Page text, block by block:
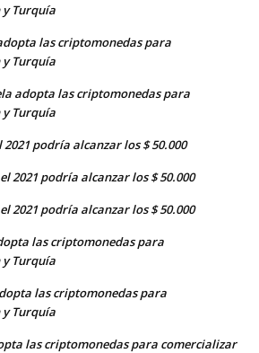
Turquía
las criptomonedas para
Turquía
adopta las criptomonedas para
Turquía
podría alcanzar los $ 50.000
2021 podría alcanzar los $ 50.000
2021 podría alcanzar los $ 50.000
las criptomonedas para
Turquía
las criptomonedas para
Turquía
las criptomonedas para comercializar